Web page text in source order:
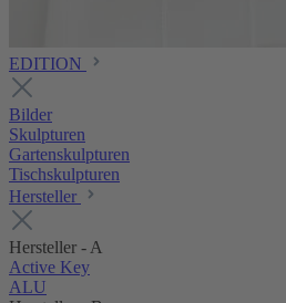
EDITION
Bilder
Skulpturen
Gartenskulpturen
Tischskulpturen
Hersteller
Hersteller - A
Active Key
ALU